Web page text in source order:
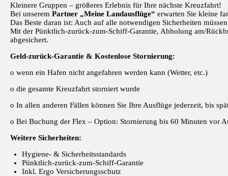
Kleinere Gruppen – größeres Erlebnis für Ihre nächste Kreuzfahrt!
Bei unserem Partner „Meine Landausflüge“ erwarten Sie kleine
Das Beste daran ist: Auch auf alle notwendigen Sicherheiten
Mit der Pünktlich-zurück-zum-Schiff-Garantie, Abholung am/
abgesichert.
Geld-zurück-Garantie & Kostenlose Stornierung:
o wenn ein Hafen nicht angefahren werden kann (Wetter, etc.)
o die gesamte Kreuzfahrt storniert wurde
o In allen anderen Fällen können Sie Ihre Ausflüge jederzeit, bis
o Bei Buchung der Flex – Option: Stornierung bis 60 Minuten vor
Weitere Sicherheiten:
Hygiene- & Sicherheitsstandards
Pünktlich-zurück-zum-Schiff-Garantie
Inkl. Ergo Versicherungsschutz